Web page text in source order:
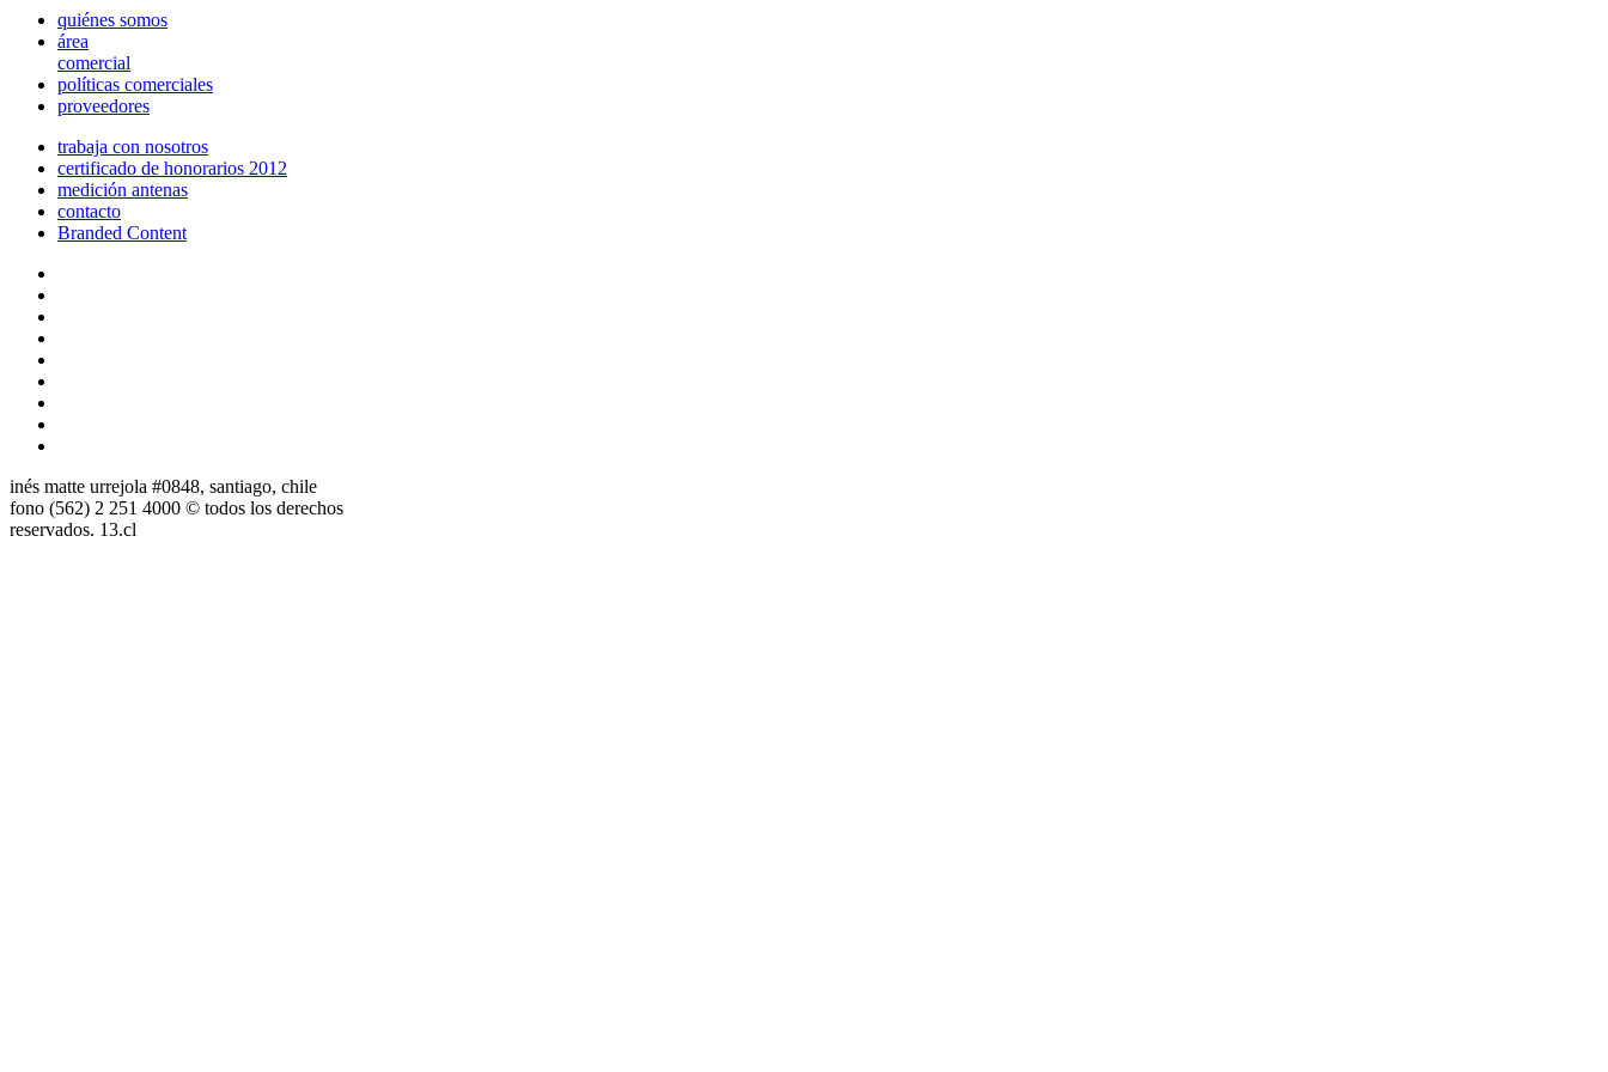
quiénes somos
área
comercial
políticas comerciales
proveedores
trabaja con nosotros
certificado de honorarios 2012
medición antenas
contacto
Branded Content
inés matte urrejola #0848, santiago, chile
fono (562) 2 251 4000 © todos los derechos
reservados. 13.cl